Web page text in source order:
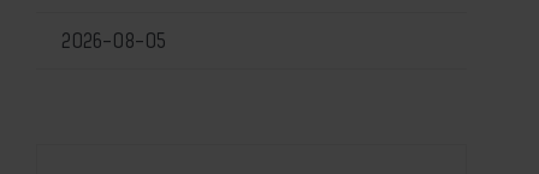
2026-08-05